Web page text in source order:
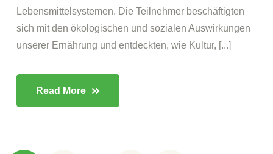
Lebensmittelsystemen. Die Teilnehmer beschäftigten
sich mit den ökologischen und sozialen Auswirkungen
unserer Ernährung und entdeckten, wie Kultur, [...]
Read More